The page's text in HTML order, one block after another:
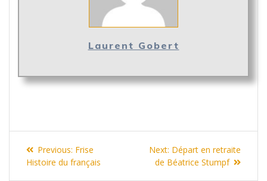
Laurent Gobert
Navigation
de
Previous: Previous
post:
Frise
Histoire du français
Next: Next
post:
Départ en retraite
de Béatrice Stumpf